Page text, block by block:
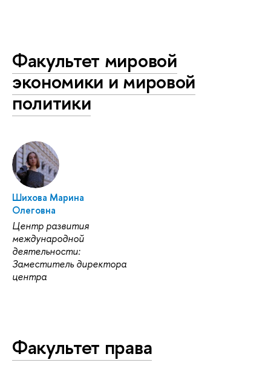
Факультет мировой
экономики и мировой
политики
Шихова Марина
Олеговна
Центр развития
международной
деятельности:
Заместитель директора
центра
Факультет права